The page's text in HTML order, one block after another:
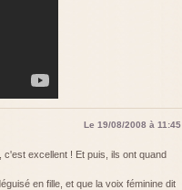
Le 19/08/2008 à 11:45
excellent ! Et puis, ils ont quand
en fille, et que la voix féminine dit